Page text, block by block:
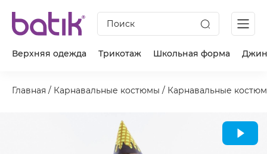
Поиск
Верхняя одежда Трикотаж Школьная форма
Главная / Карнавальные костюмы / Карнавальные